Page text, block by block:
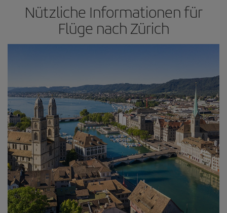
Nützliche Informationen für
Flüge nach Zürich